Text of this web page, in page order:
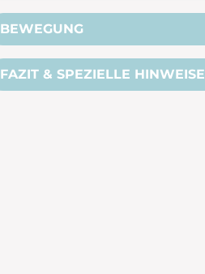
BEWEGUNG
FAZIT & SPEZIELLE HINWEISE